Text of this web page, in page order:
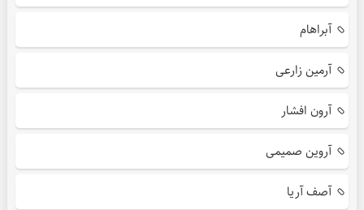
آبراهام
آرمین زارعی
آرون افشار
آروین صمیمی
آصف آریا